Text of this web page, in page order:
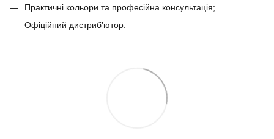
Практичні кольори та професійна консультація;
Офіційний дистриб’ютор.